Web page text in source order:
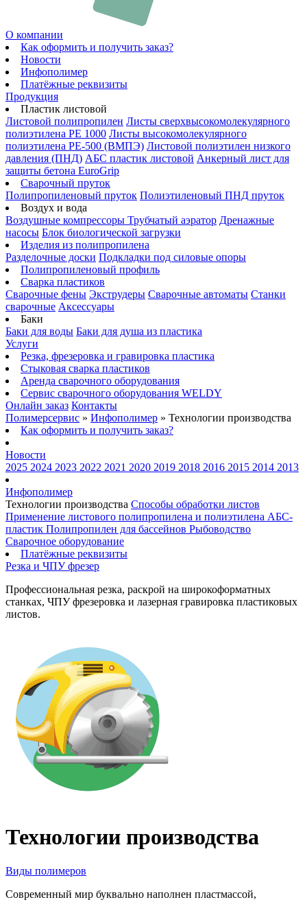
О компании
Как оформить и получить заказ?
Новости
Инфополимер
Платёжные реквизиты
Продукция
Пластик листовой
Листовой полипропилен Листы сверхвысокомолекулярного
полиэтилена PE 1000 Листы высокомолекулярного
полиэтилена РЕ-500 (ВМПЭ) Листовой полиэтилен низкого
давления (ПНД) АБС пластик листовой Анкерный лист для
защиты бетона EuroGrip
Сварочный пруток
Полипропиленовый пруток Полиэтиленовый ПНД пруток
Воздух и вода
Воздушные компрессоры Трубчатый аэратор Дренажные
насосы Блок биологической загрузки
Изделия из полипропилена
Разделочные доски Подкладки под силовые опоры
Полипропиленовый профиль
Сварка пластиков
Сварочные фены Экструдеры Сварочные автоматы Станки
сварочные Аксессуары
Баки
Баки для воды Баки для душа из пластика
Услуги
Резка, фрезеровка и гравировка пластика
Стыковая сварка пластиков
Аренда сварочного оборудования
Сервис сварочного оборудования WELDY
Онлайн заказ Контакты
Полимерсервис » Инфополимер » Технологии производства
Как оформить и получить заказ?
Новости
2025 2024 2023 2022 2021 2020 2019 2018 2016 2015 2014 2013
Инфополимер
Технологии производства Способы обработки листов
Применение листового полипропилена и полиэтилена АБС-
пластик Полипропилен для бассейнов Рыбоводство
Сварочное оборудование
Платёжные реквизиты
Резка и ЧПУ фрезер
Профессиональная резка, раскрой на широкоформатных
станках, ЧПУ фрезеровка и лазерная гравировка пластиковых
листов.
Технологии производства
Виды полимеров
Современный мир буквально наполнен пластмассой,